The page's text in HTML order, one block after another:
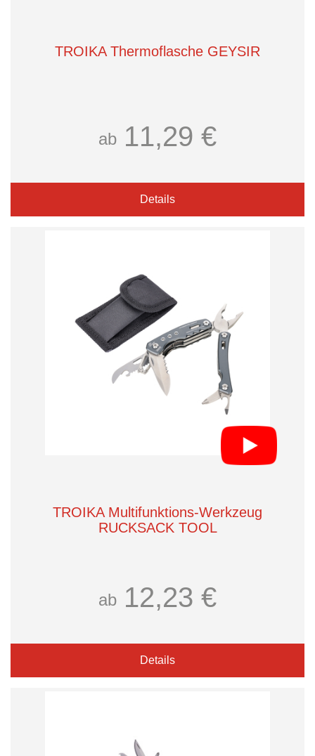
TROIKA Thermoflasche GEYSIR
ab 11,29 €
Details
TROIKA Multifunktions-Werkzeug
RUCKSACK TOOL
ab 12,23 €
Details